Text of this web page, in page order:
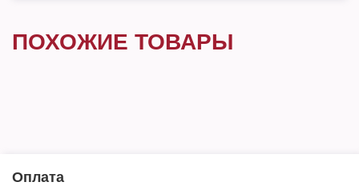
ПОХОЖИЕ ТОВАРЫ
Оплата